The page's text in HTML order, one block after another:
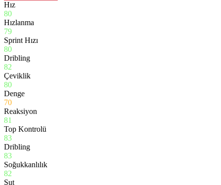
Hız
80
Hızlanma
79
Sprint Hızı
80
Dribling
82
Çeviklik
80
Denge
70
Reaksiyon
81
Top Kontrolü
83
Dribling
83
Soğukkanlılık
82
Şut